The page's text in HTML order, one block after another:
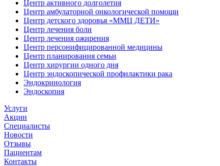
Центр активного долголетия
Центр амбулаторной онкологической помощи
Центр детского здоровья «ММЦ ДЕТИ»
Центр лечения боли
Центр лечения ожирения
Центр персонифицированной медицины
Центр планирования семьи
Центр хирургии одного дня
Центр эндоскопической профилактики рака
Эндокринология
Эндоскопия
Услуги
Акции
Специалисты
Новости
Отзывы
Пациентам
Контакты